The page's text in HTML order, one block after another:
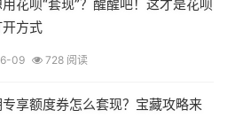
花呗“套现”？醒醒吧！这才是花呗
方式
09 728 阅读
享额度券怎么套现？宝藏攻略来